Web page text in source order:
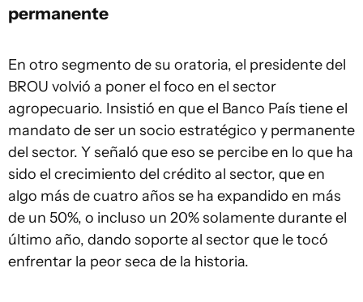
permanente
En otro segmento de su oratoria, el presidente del
BROU volvió a poner el foco en el sector
agropecuario. Insistió en que el Banco País tiene el
mandato de ser un socio estratégico y permanente
del sector. Y señaló que eso se percibe en lo que ha
sido el crecimiento del crédito al sector, que en
algo más de cuatro años se ha expandido en más
de un 50%, o incluso un 20% solamente durante el
último año, dando soporte al sector que le tocó
enfrentar la peor seca de la historia.